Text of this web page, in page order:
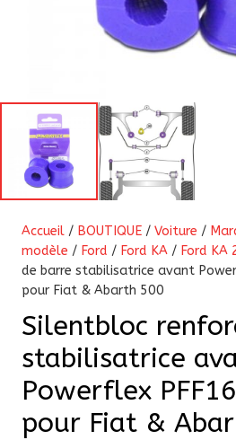
Accueil / BOUTIQUE / Voiture /
modèle / Ford / Ford KA / Ford KA
de barre stabilisatrice avant
pour Fiat & Abarth 500
Silentbloc
stabilisatrice
Powerflex
pour Fiat &